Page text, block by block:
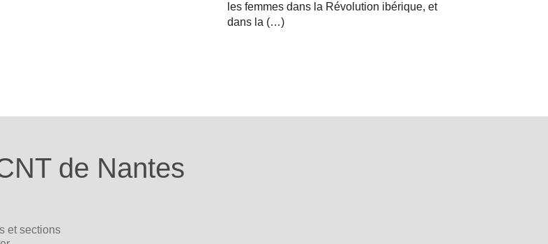
les femmes dans la Révolution ibérique, et
dans la (…)
de Nantes
et sections